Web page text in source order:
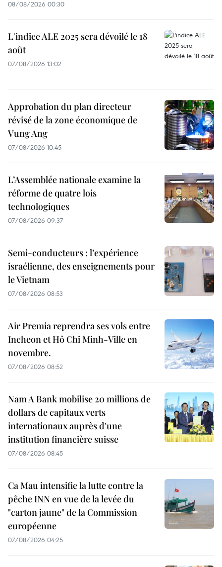
08/08/2026 00:30
L'indice ALE 2025 sera dévoilé le 18
août
07/08/2026 13:02
Approbation du plan directeur
révisé de la zone économique de
Vung Ang
07/08/2026 10:45
L’Assemblée nationale examine la
réforme de quatre lois
technologiques
07/08/2026 09:37
Semi-conducteurs : l’expérience
israélienne, des enseignements pour
le Vietnam
07/08/2026 08:53
Air Premia reprendra ses vols entre
Incheon et Hô Chi Minh-Ville en
novembre.
07/08/2026 08:52
Nam A Bank mobilise 20 millions de
dollars de capitaux verts
internationaux auprès d'une
institution financière suisse
07/08/2026 08:45
Ca Mau intensifie la lutte contre la
pêche INN en vue de la levée du
"carton jaune" de la Commission
européenne
07/08/2026 04:25